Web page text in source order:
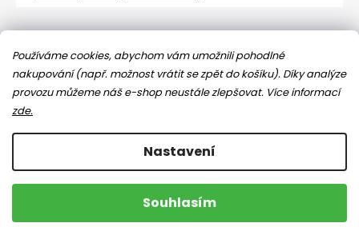
Používáme cookies, abychom vám umožnili pohodlné
nakupování (např. možnost vrátit se zpět do košíku). Díky analýze
provozu můžeme náš e-shop neustále zlepšovat. Více informací
zde.
Nastavení
Souhlasím
Facebook
Copyright 2026Jsem máma. Všechna práva vyhrazena.
Upravit nastavení cookies